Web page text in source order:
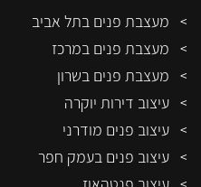
מעצבת פנים בתל אביב
מעצבת פנים במרכז
מעצבת פנים בשרון
עיצוב דירות יוקרה
עיצוב פנים מודרני
עיצוב פנים בעמק חפר